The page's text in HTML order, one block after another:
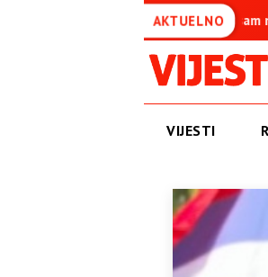
AKTUELNO
pobjede – Ponosan sam na sve
VIJESTI